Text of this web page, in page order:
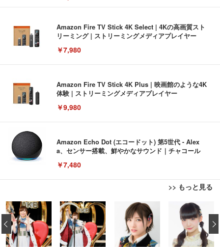
Amazon Fire TV Stick 4K Select | 4Kの高画質スト
リーミング | ストリーミングメディアプレイヤー
￥7,980
Amazon Fire TV Stick 4K Plus | 映画館のような4K
体験 | ストリーミングメディアプレイヤー
￥9,980
Amazon Echo Dot (エコードット) 第5世代 - Alex
a、センサー搭載、鮮やかなサウンド｜チャコール
￥7,480
>> もっと見る
[EdoErgo] オフィスチェア 椅子 テレワーク 疲れな
い 跳ね上げ式アームレスト コンパクト 約105度ロッ
キング pc 事務椅子 360度回転 座面昇降 強化ナイロ
ン樹脂ベース 通気性メッシュ 在宅ワーク H-WY01
(黒網+黒枠+黒足)
￥5,699
EIZO ビジネス向けプレミアムモニター | FlexScan
EV3240X-WT | 31.5型4K UHD・USB Type-C・ホワ
イト
￥105,595
Amazonベーシック ペットシーツ 薄型 レギュラー 1
回使い捨て 無香料 ホワイト 300枚
￥3,373
‹